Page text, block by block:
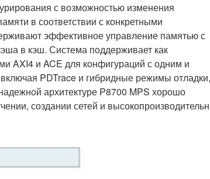
с возможностью изменения
в соответствии с конкретными
эффективное управление памятью с
в кэш. Система поддерживает как
AXI4 и ACE для конфигураций с одним и
PDTrace и гибридные режимы отладки,
архитектуре P8700 MPS хорошо
создании сетей и